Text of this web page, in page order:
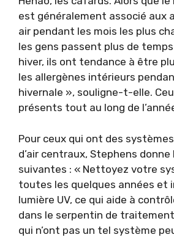
est généralement associé aux
air pendant les mois les plus
les gens passent plus de
hiver, ils ont tendance à être
les allergènes intérieurs
hivernale », souligne-t-elle.
présents tout au long de
Pour ceux qui ont des
d’air centraux, Stephens
suivantes : « Nettoyez votre
toutes les quelques années et
lumière UV, ce qui aide à
dans le serpentin de traitement
qui n’ont pas un tel système